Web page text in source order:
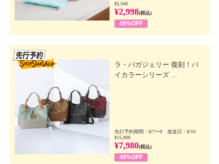
¥5,940
¥2,998(税込)
49%OFF
ラ・バガジェリー 復刻！バ
イカラーシリーズ ...
先行予約期間：8/7〜9 放送日：8/10
¥15,800
¥7,980(税込)
49%OFF